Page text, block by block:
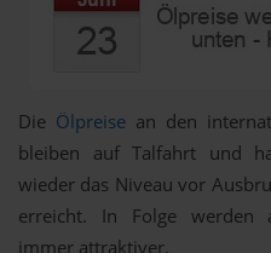
Die Ölpreise an den
bleiben auf Talfahrt und
wieder das Niveau vor
erreicht. In Folge werden
immer attraktiver.